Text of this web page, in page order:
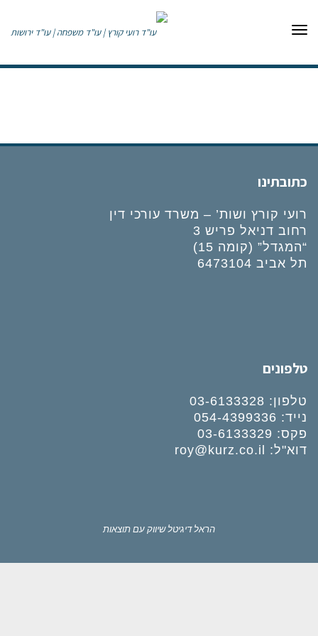
תפריט
כתובתינו
רועי קורץ ושות’ – משרד עורכי דין
רחוב דניאל פריש 3
“המגדל” (קומה 15)
תל אביב 6473104
טלפונים
טלפון: 03-6133328
נייד: 054-4399336
פקס: 03-6133329
דוא"ל: roy@kurz.co.il
הראל דיגיטלשיווק עם תוצאות